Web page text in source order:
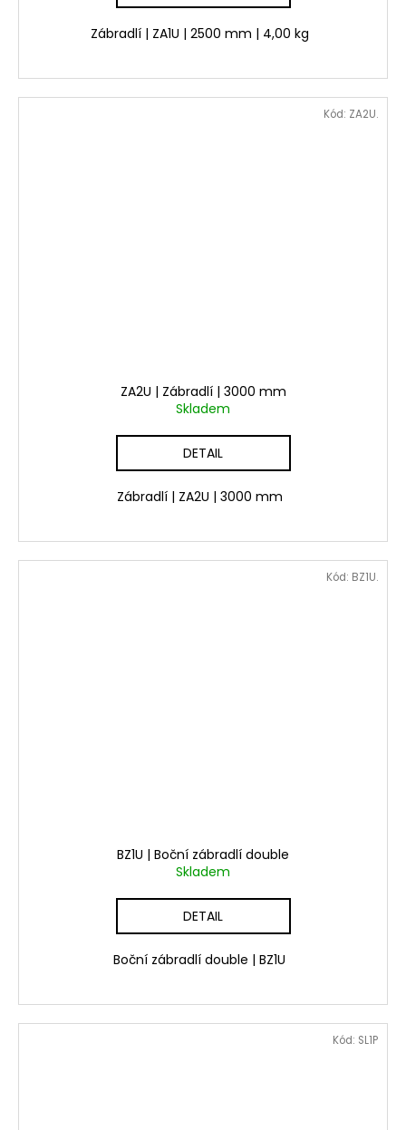
Zábradlí | ZA1U | 2500 mm | 4,00 kg
ZA2U | Zábradlí | 3000 mm
Skladem
DETAIL
Zábradlí | ZA2U | 3000 mm
Kód: ZA2U.
BZ1U | Boční zábradlí double
Skladem
DETAIL
Boční zábradlí double | BZ1U
Kód: BZ1U.
Kód: SL1P